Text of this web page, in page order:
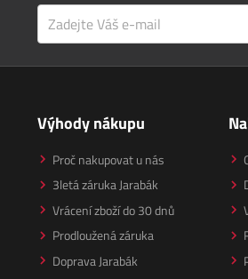
Výhody nákupu
Proč nakupovat u nás
3letá záruka Jarabák
Vrácení zboží do 30 dnů
Prodloužená záruka
Doprava Jarabák